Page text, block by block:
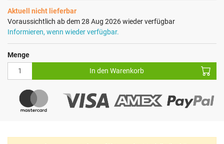
Aktuell nicht lieferbar
Voraussichtlich ab dem 28 Aug 2026 wieder verfügbar
Informieren, wenn wieder verfügbar.
Menge
In den Warenkorb